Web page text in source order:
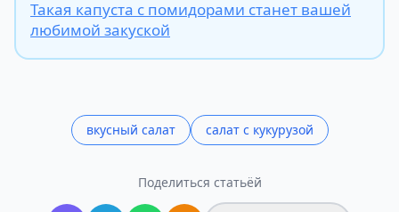
Такая капуста с помидорами станет вашей
любимой закуской
вкусный салат салат с кукурузой
Поделиться статьёй